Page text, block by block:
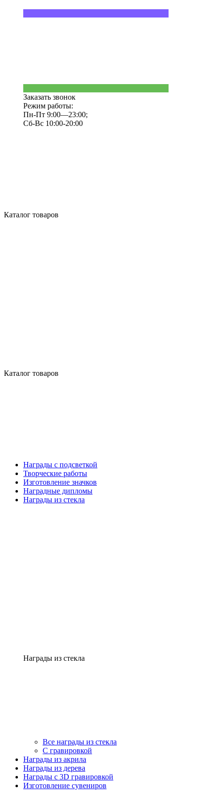
Заказать звонок
Режим работы:
Пн-Пт 9:00—23:00;
Сб-Вс 10:00-20:00
Каталог товаров
Каталог товаров
Награды с подсветкой
Творческие работы
Изготовление значков
Наградные дипломы
Награды из стекла
Награды из стекла
Все награды из стекла
С гравировкой
Награды из акрила
Награды из дерева
Награды с 3D гравировкой
Изготовление сувениров